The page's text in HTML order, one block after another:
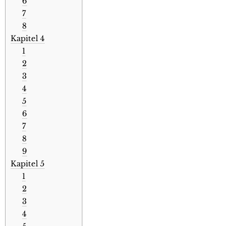
7
8
Kapitel 4
1
2
3
4
5
6
7
8
9
Kapitel 5
1
2
3
4